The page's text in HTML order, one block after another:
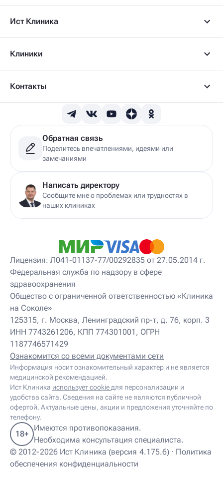
Ист Клиника
Клиники
Контакты
Обратная связь
Поделитесь впечатлениями, идеями или
замечаниями
Написать директору
Сообщите мне о проблемах или трудностях в
наших клиниках
Лицензия: Л041-01137-77/00292835 от 27.05.2014 г.
Федеральная служба по надзору в сфере
здравоохранения
Общество с ограниченной ответственностью «Клиника
на Соколе»
125315, г. Москва, Ленинградский пр-т, д. 76, корп. 3
ИНН 7743261206, КПП 774301001, ОГРН
1187746571429
Ознакомится со всеми документами сети
Информация носит ознакомительный характер и не является
медицинской рекомендацией.
Ист Клиника использует cookie для персонализации и
удобства сайта. Сведения на сайте не являются публичной
офертой. Актуальные цены, акции и предложения уточняйте по
телефону.
© 2012-2026 Ист Клиника (версия 4.175.6) · Политика
обеспечения конфиденциальности
Имеются противопоказания.
Необходима консультация специалиста.
18+